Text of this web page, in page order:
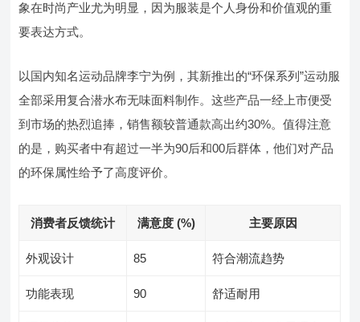
象在时尚产业尤为明显，因为服装是个人身份和价值观的重
要表达方式。
以国内知名运动品牌李宁为例，其新推出的“环保系列”运动服
全部采用复合潜水布无味面料制作。这些产品一经上市便受
到市场的热烈追捧，销售额较普通款高出约30%。值得注意
的是，购买者中有超过一半为90后和00后群体，他们对产品
的环保属性给予了高度评价。
消费者反馈统计 满意度 (%) 主要原因
外观设计 85 符合潮流趋势
功能表现 90 舒适耐用